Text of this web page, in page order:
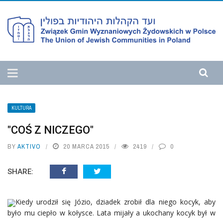
KULTURA
"COŚ Z NICZEGO"
BY AKTIVO 20 MARCA 2015 2419 0
SHARE:
Kiedy urodził się Józio, dziadek zrobił dla niego kocyk, aby
było mu ciepło w kołysce. Lata mijały a ukochany kocyk był w